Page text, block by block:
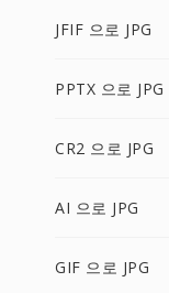
JFIF 으로 JPG
PPTX 으로 JPG
CR2 으로 JPG
AI 으로 JPG
GIF 으로 JPG